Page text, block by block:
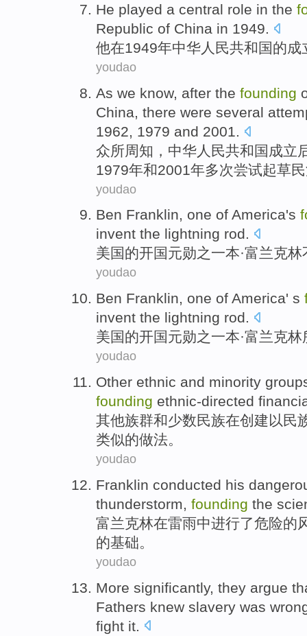
He played a central role in the
Republic of China in 1949.
他在1949年中华人民共和国的成
youdao
As we know, after the founding
China, there were several
1962, 1979 and 2001.
众所周知，中华人民共和国成立
1979年和2001年多次尝试起草
youdao
Ben Franklin, one of America's
invent the lightning rod.
美国的开国元勋之一本·富兰克林
youdao
Ben Franklin, one of America' s
invent the lightning rod.
美国的开国元勋之一本·富兰克林
youdao
Other ethnic and minority
founding ethnic-directed
其他族群和少数民族在创建以民
类似的做法。
youdao
Franklin conducted his
thunderstorm, founding the
富兰克林在雷雨中进行了危险的
的基础。
youdao
More significantly, they argue
Fathers knew slavery was
fight it